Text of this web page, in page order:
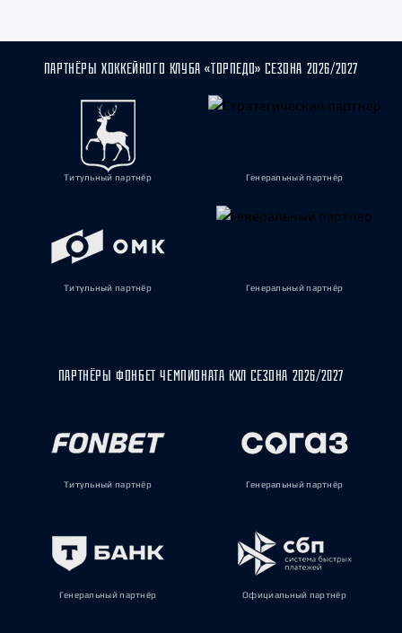
ПАРТНЁРЫ ХОККЕЙНОГО КЛУБА «ТОРПЕДО» СЕЗОНА 2026/2027
Титульный партнёр Генеральный партнёр
Титульный партнёр Генеральный партнёр
ПАРТНЁРЫ ФОНБЕТ ЧЕМПИОНАТА КХЛ СЕЗОНА 2026/2027
Титульный партнёр Генеральный партнёр
Генеральный партнёр Официальный партнёр